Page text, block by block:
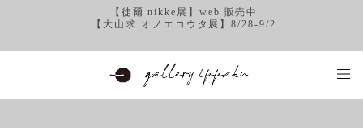
【徒爾 nikke展】web 販売中
【大山求 オノエコウタ展】8/28-9/2